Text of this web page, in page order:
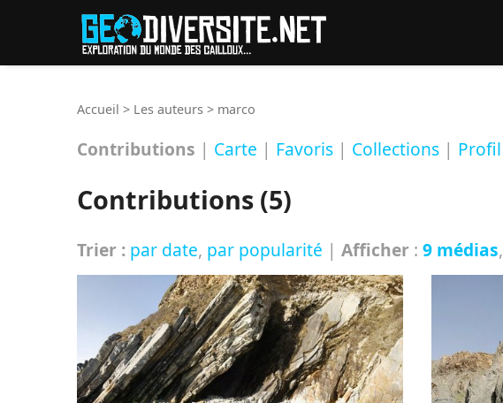
Accueil > Les auteurs > marco
Contributions | Carte | Favoris | Collections | Profil
Contributions (5)
Trier : par date, par popularité | Afficher : 9 médias,